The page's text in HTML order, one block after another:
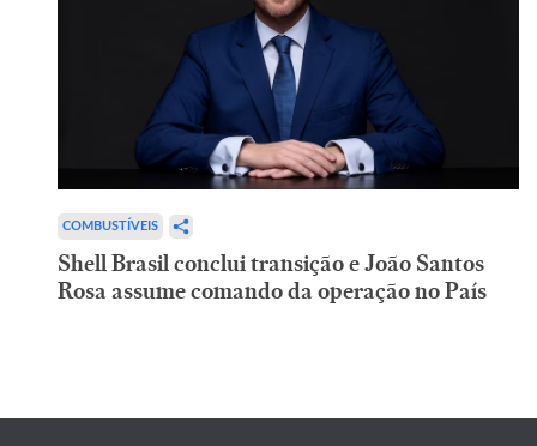
COMBUSTÍVEIS
Shell Brasil conclui transição e João Santos
Rosa assume comando da operação no País